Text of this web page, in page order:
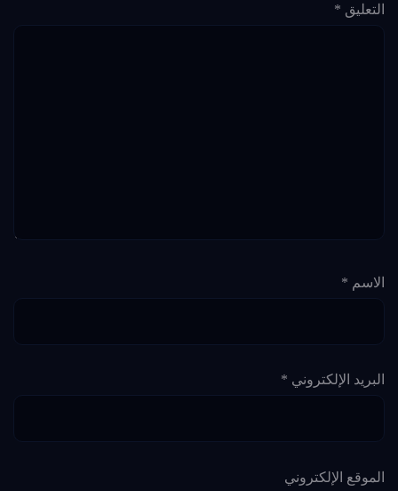
التعليق *
الاسم *
البريد الإلكتروني *
الموقع الإلكتروني